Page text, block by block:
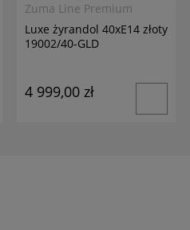
Zuma Line Premium
Luxe żyrandol 40xE14 złoty
19002/40-GLD
4 999,00 zł